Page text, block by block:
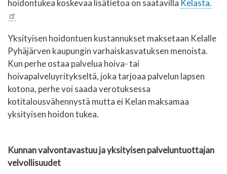
hoidontukea koskevaa lisätietoa on saatavilla Kelasta.
Yksityisen hoidontuen kustannukset maksetaan Kelalle
Pyhäjärven kaupungin varhaiskasvatuksen menoista.
Kun perhe ostaa palvelua hoiva- tai
hoivapalveluyritykseltä, joka tarjoaa palvelun lapsen
kotona, perhe voi saada verotuksessa
kotitalousvähennystä mutta ei Kelan maksamaa
yksityisen hoidon tukea.
Kunnan valvontavastuu ja yksityisen palveluntuottajan
velvollisuudet